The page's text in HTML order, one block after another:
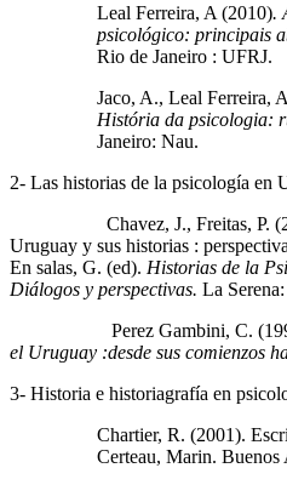
Leal Ferreira, A (2010).
psicológico: principais
Rio de Janeiro : UFRJ.
Jaco, A., Leal Ferreira,
História da psicologia:
Janeiro: Nau.
2- Las historias de la psicología en
Chavez, J., Freitas, P.
Uruguay y sus historias :
En salas, G. (ed). Historias de la
Diálogos y perspectivas. La
Perez Gambini, C.
el Uruguay :desde sus comienzos
3- Historia e historiagrafía en
Chartier, R. (2001).
Certeau, Marin. Buenos